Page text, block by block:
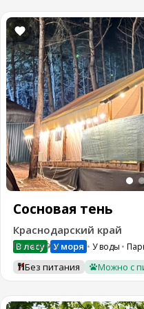
Сосновая тень
Краснодарский край
В лесу • У моря У воды
Без питания Можно с
По запросу